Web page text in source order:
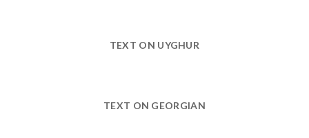
TEXT ON UYGHUR
TEXT ON GEORGIAN